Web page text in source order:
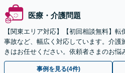
医療・介護問題
【関東エリア対応】【初回相談無料】
事故など、幅広く対応しています。介護
きはお任せください。依頼者さまのお悩
結果が得られるように尽力いたします。
事例を見る(4件)